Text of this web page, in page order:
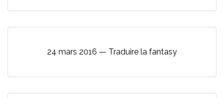
24 mars 2016 — Traduire la fantasy